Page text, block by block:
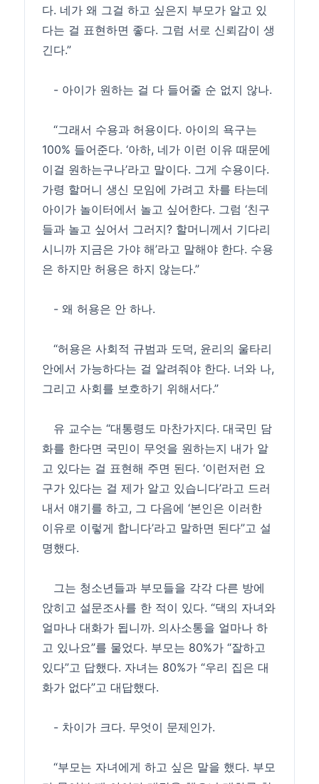
다. 네가 왜 그걸 하고 싶은지 부모가 알고 있
다는 걸 표현하면 좋다. 그럼 서로 신뢰감이 생
긴다.”
- 아이가 원하는 걸 다 들어줄 순 없지 않나.
“그래서 수용과 허용이다. 아이의 욕구는
100% 들어준다. ‘아하, 네가 이런 이유 때문에
이걸 원하는구나’라고 말이다. 그게 수용이다.
가령 할머니 생신 모임에 가려고 차를 타는데
아이가 놀이터에서 놀고 싶어한다. 그럼 ‘친구
들과 놀고 싶어서 그러지? 할머니께서 기다리
시니까 지금은 가야 해’라고 말해야 한다. 수용
은 하지만 허용은 하지 않는다.”
- 왜 허용은 안 하나.
“허용은 사회적 규범과 도덕, 윤리의 울타리
안에서 가능하다는 걸 알려줘야 한다. 너와 나,
그리고 사회를 보호하기 위해서다.”
유 교수는 “대통령도 마찬가지다. 대국민 담
화를 한다면 국민이 무엇을 원하는지 내가 알
고 있다는 걸 표현해 주면 된다. ‘이런저런 요
구가 있다는 걸 제가 알고 있습니다’라고 드러
내서 얘기를 하고, 그 다음에 ‘본인은 이러한
이유로 이렇게 합니다’라고 말하면 된다”고 설
명했다.
그는 청소년들과 부모들을 각각 다른 방에
앉히고 설문조사를 한 적이 있다. “댁의 자녀와
얼마나 대화가 됩니까. 의사소통을 얼마나 하
고 있나요”를 물었다. 부모는 80%가 “잘하고
있다”고 답했다. 자녀는 80%가 “우리 집은 대
화가 없다”고 대답했다.
- 차이가 크다. 무엇이 문제인가.
“부모는 자녀에게 하고 싶은 말을 했다. 부모